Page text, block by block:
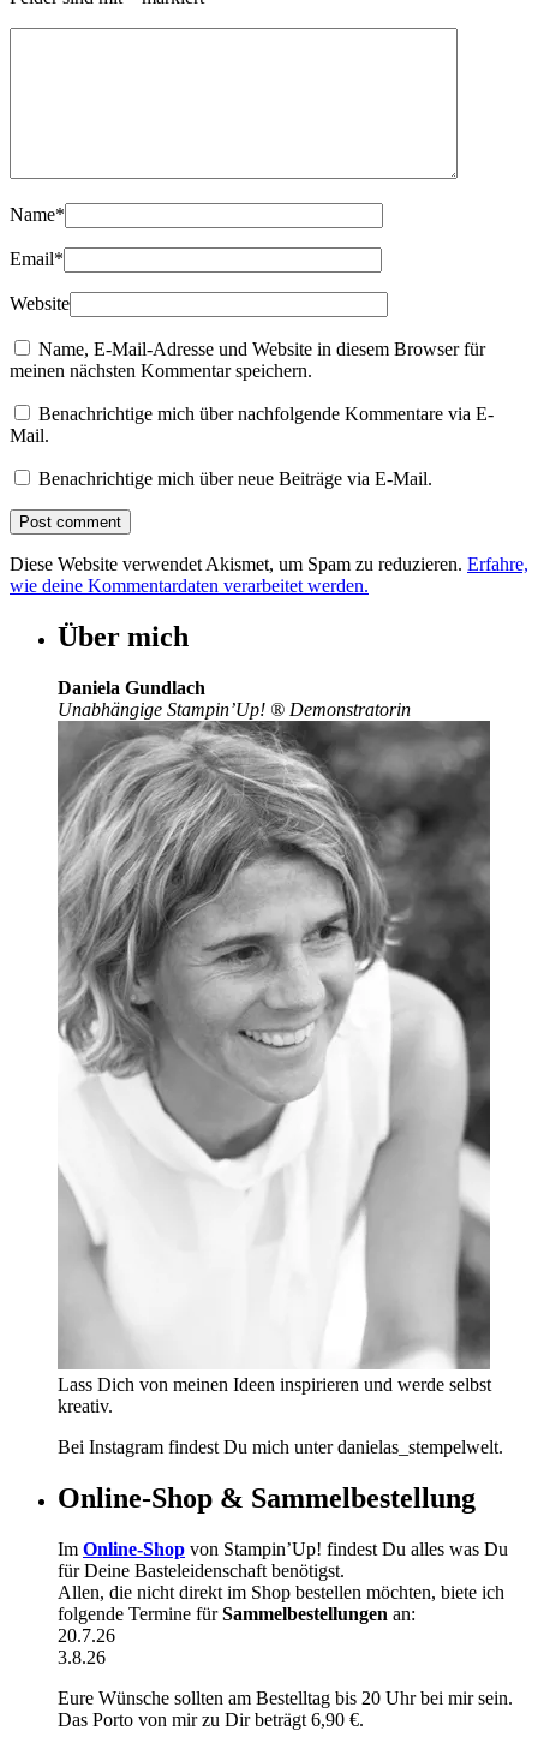
Name*
Email*
Website
Name, E-Mail-Adresse und Website in diesem Browser für
meinen nächsten Kommentar speichern.
Benachrichtige mich über nachfolgende Kommentare via E-
Mail.
Benachrichtige mich über neue Beiträge via E-Mail.
Diese Website verwendet Akismet, um Spam zu reduzieren. Erfahre,
wie deine Kommentardaten verarbeitet werden.
Über mich
Daniela Gundlach
Unabhängige Stampin’Up! ® Demonstratorin
Lass Dich von meinen Ideen inspirieren und werde selbst
kreativ.
Bei Instagram findest Du mich unter danielas_stempelwelt.
Online-Shop & Sammelbestellung
Im Online-Shop von Stampin’Up! findest Du alles was Du
für Deine Basteleidenschaft benötigst.
Allen, die nicht direkt im Shop bestellen möchten, biete ich
folgende Termine fürSammelbestellungen an:
20.7.26
3.8.26
Eure Wünsche sollten am Bestelltag bis 20 Uhr bei mir sein.
Das Porto von mir zu Dir beträgt 6,90 €.